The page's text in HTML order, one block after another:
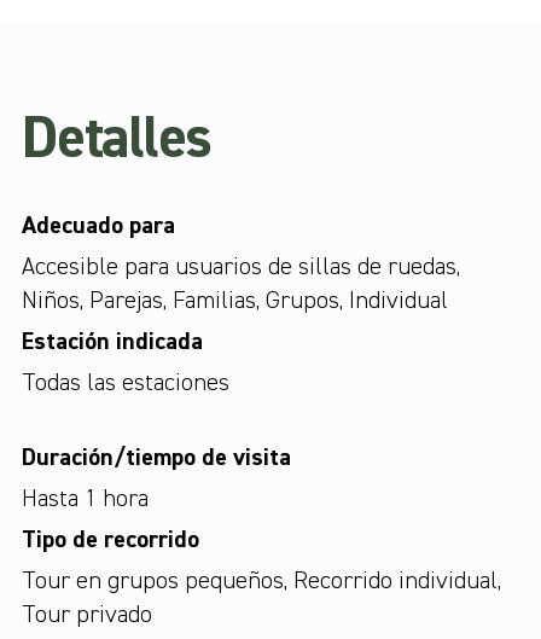
Detalles
Adecuado para
Accesible para usuarios de sillas de ruedas,
Niños, Parejas, Familias, Grupos, Individual
Estación indicada
Todas las estaciones
Duración/tiempo de visita
Hasta 1 hora
Tipo de recorrido
Tour en grupos pequeños, Recorrido individual,
Tour privado